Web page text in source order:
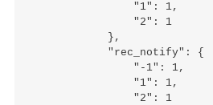
                "1": 1,
                "2": 1
            },
            "rec_notify": {
                "-1": 1,
                "1": 1,
                "2": 1